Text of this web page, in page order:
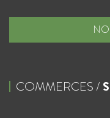
COMMERCES /